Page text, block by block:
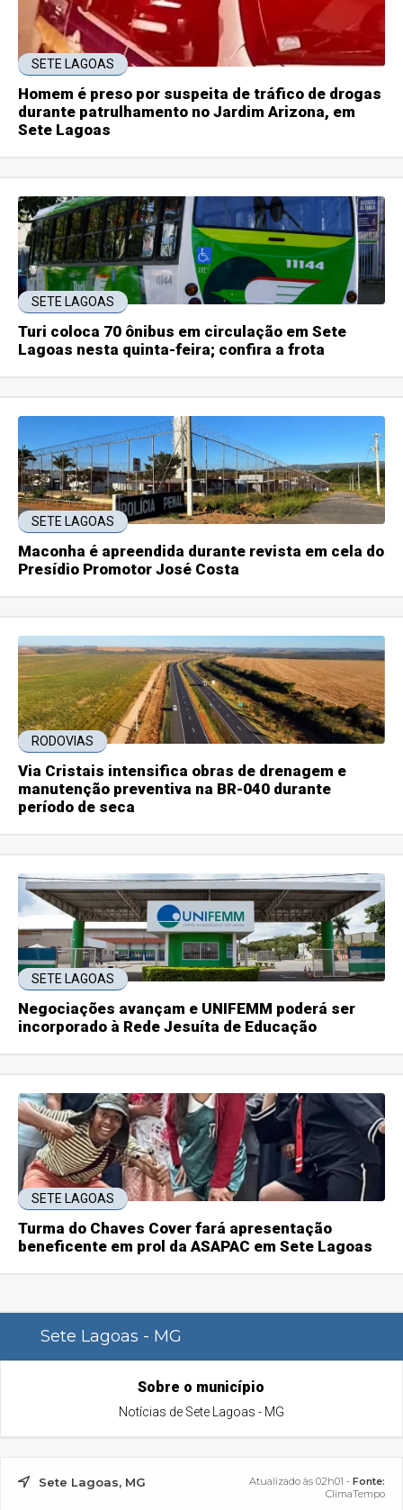
SETE LAGOAS
Homem é preso por suspeita de tráfico de drogas
durante patrulhamento no Jardim Arizona, em
Sete Lagoas
SETE LAGOAS
Turi coloca 70 ônibus em circulação em Sete
Lagoas nesta quinta-feira; confira a frota
SETE LAGOAS
Maconha é apreendida durante revista em cela do
Presídio Promotor José Costa
RODOVIAS
Via Cristais intensifica obras de drenagem e
manutenção preventiva na BR-040 durante
período de seca
SETE LAGOAS
Negociações avançam e UNIFEMM poderá ser
incorporado à Rede Jesuíta de Educação
SETE LAGOAS
Turma do Chaves Cover fará apresentação
beneficente em prol da ASAPAC em Sete Lagoas
Sete Lagoas - MG
Sobre o município
Notícias de Sete Lagoas - MG
Sete Lagoas, MG Atualizado às 02h01 - Fonte:
ClimaTempo